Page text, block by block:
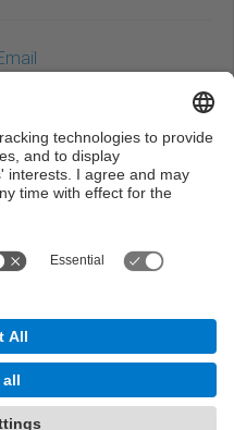
on this work is
license:Attribution-
de Catalunya ·